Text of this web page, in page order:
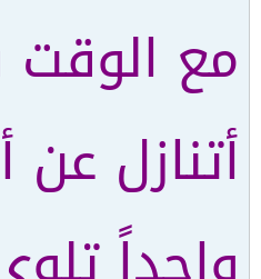
مع الوقت
أتنازل